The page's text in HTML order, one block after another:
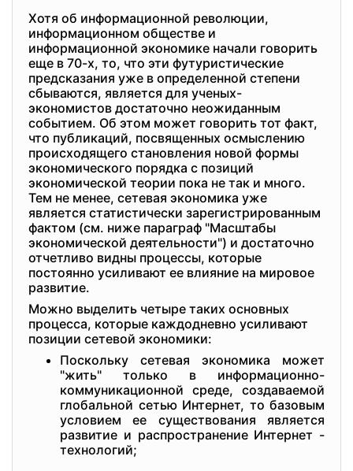
Хотя об информационной революции,
информационном обществе и
информационной экономике начали говорить
еще в 70-х, то, что эти футуристические
предсказания уже в определенной степени
сбываются, является для ученых-
экономистов достаточно неожиданным
событием. Об этом может говорить тот факт,
что публикаций, посвященных осмыслению
происходящего становления новой формы
экономического порядка с позиций
экономической теории пока не так и много.
Тем не менее, сетевая экономика уже
является статистически зарегистрированным
фактом (см. ниже параграф "Масштабы
экономической деятельности") и достаточно
отчетливо видны процессы, которые
постоянно усиливают ее влияние на мировое
развитие.
Можно выделить четыре таких основных
процесса, которые каждодневно усиливают
позиции сетевой экономики:
Поскольку сетевая экономика может
"жить" только в информационно-
коммуникационной среде, создаваемой
глобальной сетью Интернет, то базовым
условием ее существования является
развитие и распространение Интернет -
технологий;